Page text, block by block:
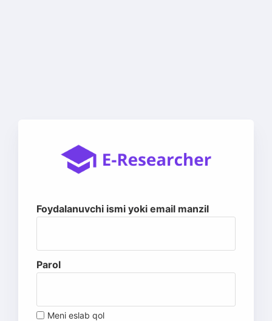
Foydalanuvchi ismi yoki email manzil
Parol
Meni eslab qol